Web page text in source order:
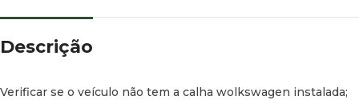
Descrição
Verificar se o veículo não tem a calha wolkswagen instalada;